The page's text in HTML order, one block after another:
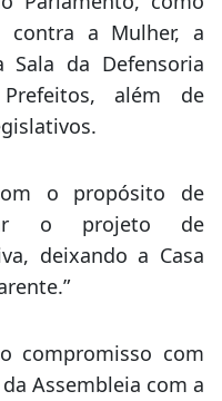
contra a Mulher, a
Sala da Defensoria
além de
o propósito de
o projeto de
deixando a Casa
compromisso com
Assembleia com a